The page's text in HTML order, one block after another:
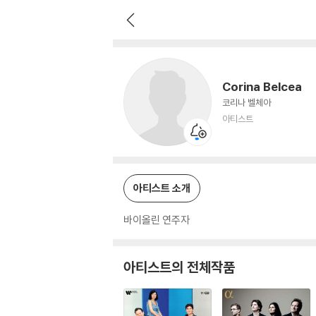
Corina Belcea
코리나 벨체아
아티스트
아티스트 소개
바이올린 연주자
아티스트의 전체작품